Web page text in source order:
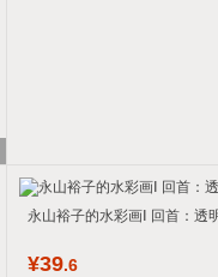
永山裕子的水彩画Ⅰ 回首：透
¥39.6